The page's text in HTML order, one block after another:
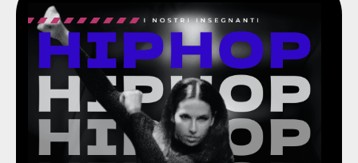
Perfeziona gli studi grazie ad artisti come Lino
Speranza, Martina Toderi e Kirsten Dodgen.
Vive l'insegnamento come una missione educativa
oltre che nel campo della danza.